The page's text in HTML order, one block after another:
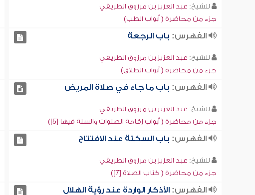
للشيخ: عبد العزيز بن مرزوق الطريفي
جزء من محاضرة ( أبواب الطب)
الفهرس: باب الرجعة
للشيخ: عبد العزيز بن مرزوق الطريفي
جزء من محاضرة ( أبواب الطلاق)
الفهرس: باب ما جاء في صلاة المريض
للشيخ: عبد العزيز بن مرزوق الطريفي
جزء من محاضرة ( أبواب إقامة الصلوات والسنة فيها [5])
الفهرس: باب السكتة عند الافتتاح
للشيخ: عبد العزيز بن مرزوق الطريفي
جزء من محاضرة ( كتاب الصلاة [7])
الفهرس:الأذكار الواردة عند رؤية الهلال